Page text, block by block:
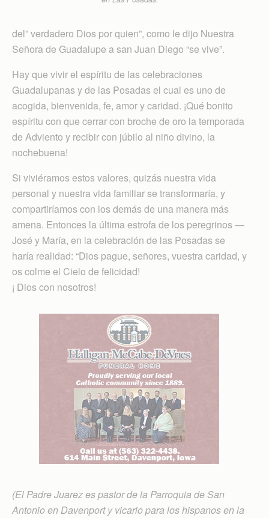
del” verdadero Dios por quien”, como le dijo Nuestra
Señora de Guadalupe a san Juan Diego “se vive”.
Hay que vivir el espíritu de las celebraciones
Guadalupanas y de las Posadas el cual es uno de
acogida, bienvenida, fe, amor y caridad. ¡Qué bonito
espíritu con que cerrar con broche de oro la temporada
de Adviento y recibir con júbilo al niño divino, la
nochebuena!
Si viviéramos estos valores, quizás nuestra vida
personal y nuestra vida familiar se transformaría, y
compartiríamos con los demás de una manera más
amena. Entonces la última estrofa de los peregrinos —
José y María, en la celebración de las Posadas se
haría realidad: “Dios pague, señores, vuestra caridad, y
os colme el Cielo de felicidad!
¡ Dios con nosotros!
(El Padre Juarez es pastor de la Parroquia de San
Antonio en Davenport y vicario para los hispanos en la